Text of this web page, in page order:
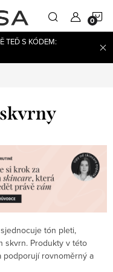
TEĎ S KÓDEM:
tón pleti,
skvrn. Produkty v této
podporují rovnoměrný a